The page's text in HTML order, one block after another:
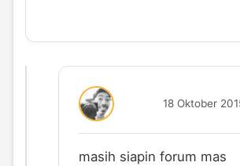
18 Oktober
masih siapin forum mas